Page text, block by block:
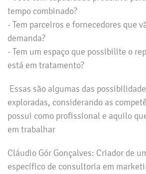
tempo combinado?
- Tem parceiros e fornecedores que
demanda?
- Tem um espaço que possibilite o
está em tratamento?
Essas são algumas das
exploradas, considerando as
possui como profissional e aquilo
em trabalhar
Cláudio Gór Gonçalves: Criador de
específico de consultoria em